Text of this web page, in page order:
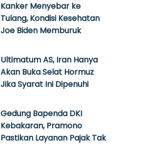
Kanker Menyebar ke
Tulang, Kondisi Kesehatan
Joe Biden Memburuk
Ultimatum AS, Iran Hanya
Akan Buka Selat Hormuz
Jika Syarat Ini Dipenuhi
Gedung Bapenda DKI
Kebakaran, Pramono
Pastikan Layanan Pajak Tak